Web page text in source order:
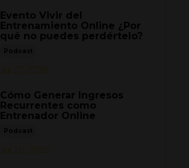
Evento Vivir del
Entrenamiento Online ¿Por
qué no puedes perdértelo?
Jul 27, 2026
Cómo Generar Ingresos
Recurrentes como
Entrenador Online
Jul 20, 2026